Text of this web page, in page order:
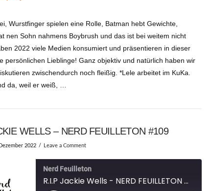
Wurstfinger spielen eine Rolle, Batman hebt Gewichte,
nen Sohn nahmens Boybrush und das ist bei weitem nicht
2022 viele Medien konsumiert und präsentieren in dieser
persönlichen Lieblinge! Ganz objektiv und natürlich haben wir
zwischendurch noch fleißig. *Lele arbeitet im KuKa.
da, weil er weiß, …
WELLS – NERD FEUILLETON #109
2022 Leave a Comment
Nerd Feuilleton
R.I.P Jackie Wells - NERD FEUILLETON #109